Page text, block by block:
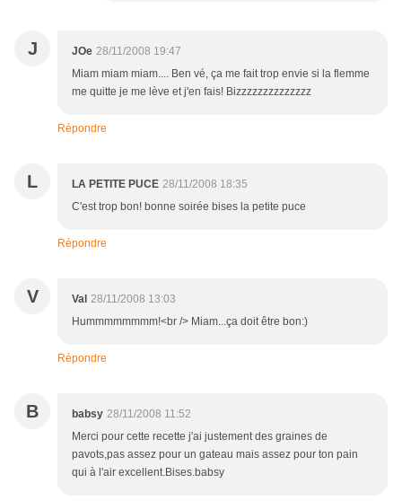
J JOe 28/11/2008 19:47
Miam miam miam.... Ben vé, ça me fait trop envie si la flemme
me quitte je me lève et j'en fais! Bizzzzzzzzzzzzzz
Répondre
L LA PETITE PUCE 28/11/2008 18:35
C'est trop bon! bonne soirée bises la petite puce
Répondre
V Val 28/11/2008 13:03
Hummmmmmmm!<br /> Miam...ça doit être bon:)
Répondre
B babsy 28/11/2008 11:52
Merci pour cette recette j'ai justement des graines de
pavots,pas assez pour un gateau mais assez pour ton pain
qui à l'air excellent.Bises.babsy